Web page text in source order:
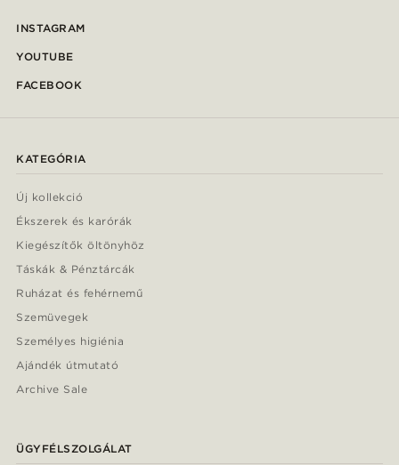
INSTAGRAM
YOUTUBE
FACEBOOK
KATEGÓRIA
Új kollekció
Ékszerek és karórák
Kiegészítők öltönyhöz
Táskák & Pénztárcák
Ruházat és fehérnemű
Szemüvegek
Személyes higiénia
Ajándék útmutató
Archive Sale
ÜGYFÉLSZOLGÁLAT